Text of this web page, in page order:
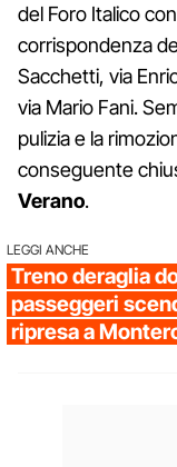
del Foro Italico
corrispondenza
Sacchetti, via
via Mario Fani.
pulizia e la
conseguente
Verano.
LEGGI ANCHE
Treno deraglia
passeggeri
ripresa a